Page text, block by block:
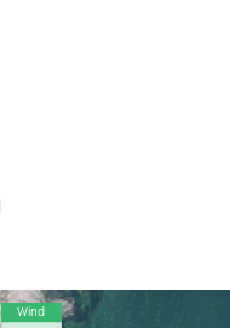
Wind